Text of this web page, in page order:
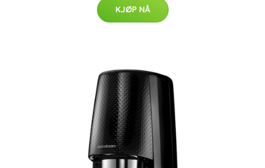
KJØP NÅ